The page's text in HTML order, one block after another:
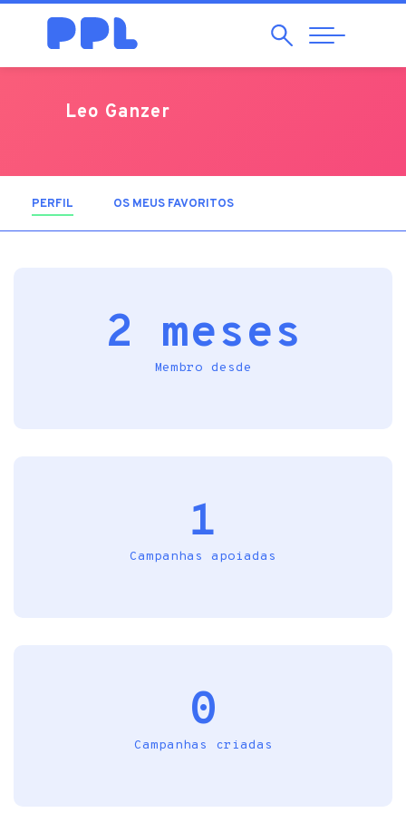
Pesquisar
Abrir
Navegação
Leo Ganzer
PERFIL (SEPARADOR ATIVO)
OS MEUS FAVORITOS
2 meses
Membro desde
1
Campanhas apoiadas
0
Campanhas criadas